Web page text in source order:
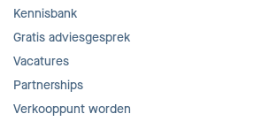
Kennisbank
Gratis adviesgesprek
Vacatures
Partnerships
Verkooppunt worden